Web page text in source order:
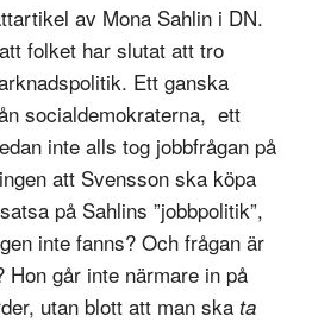
av Mona Sahlin i DN.
folket har slutat att tro
Ett ganska
socialdemokraterna, ett
inte alls tog jobbfrågan på
att Svensson ska köpa
på Sahlins ”jobbpolitik”,
inte fanns? Och frågan är
Hon går inte närmare in på
utan blott att man ska ta